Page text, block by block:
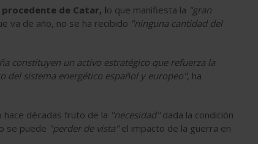
procedente de Catar, lo que manifiesta la "gran
va de año, no se ha recibido "ninguna cantidad del
constituyen un activo estratégico que refuerza la
sistema energético español y europeo", ha
décadas fruto de la "necesidad"dada la condición
se puede "perder de vista"el impacto de la guerra en